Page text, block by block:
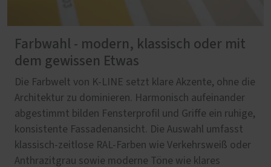
Farbwahl - modern, klassisch oder mit
dem gewissen Etwas
Die Farbwelt von K-LINE setzt klare Akzente, ohne die
Architektur zu dominieren. Harmonisch aufeinander
abgestimmt bilden Fensterprofil und Griffe ein ruhige,
konsistente Fassadenansicht. Die Auswahl umfasst
klassisch-zeitlose RAL-Farben wie Verkehrsweiß oder
Anthrazitgrau sowie moderne Töne wie klares